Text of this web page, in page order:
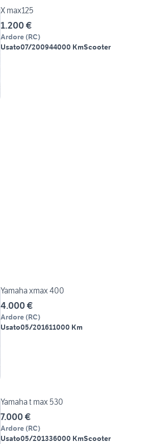
X max125
1.200 €
Ardore (RC)
Usato07/200944000 KmScooter
Yamaha xmax 400
4.000 €
Ardore (RC)
Usato05/201611000 Km
Yamaha t max 530
7.000 €
Ardore (RC)
Usato05/201336000 KmScooter